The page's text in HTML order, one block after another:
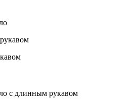
с длинным рукавом